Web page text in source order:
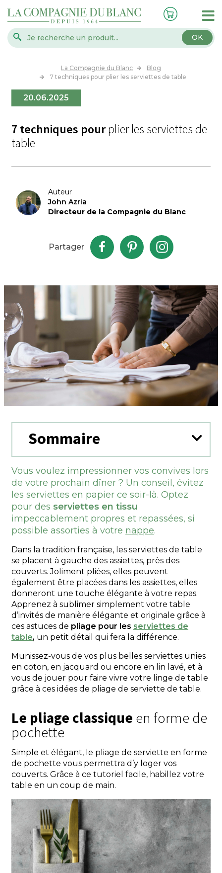
OK
La Compagnie du Blanc
Blog
7 techniques pour plier les serviettes de table
20.06.2025
7 techniques pourplier les serviettes de
table
Auteur
John Azria
Directeur de la Compagnie du Blanc
Partager
Sommaire
Vous voulez impressionner vos convives lors
de votre prochain dîner ? Un conseil, évitez
les serviettes en papier ce soir-là. Optez
pour des serviettes en tissu
impeccablement propres et repassées, si
possible assorties à votre nappe.
Dans la tradition française, les serviettes de table
se placent à gauche des assiettes, près des
couverts. Joliment pliées, elles peuvent
également être placées dans les assiettes, elles
donneront une touche élégante à votre repas.
Apprenez à sublimer simplement votre table
d’invités de manière élégante et originale grâce à
ces astuces de pliage pour les serviettes de
table, un petit détail qui fera la différence.
Munissez-vous de vos plus belles serviettes unies
en coton, en jacquard ou encore en lin lavé, et à
vous de jouer pour faire vivre votre linge de table
grâce à ces idées de pliage de serviette de table.
Le pliage classique en forme de
pochette
Simple et élégant, le pliage de serviette en forme
de pochette vous permettra d’y loger vos
couverts. Grâce à ce tutoriel facile, habillez votre
table en un coup de main.